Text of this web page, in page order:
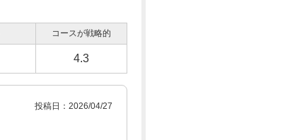
コースが戦略的
4.3
投稿日：2026/04/27